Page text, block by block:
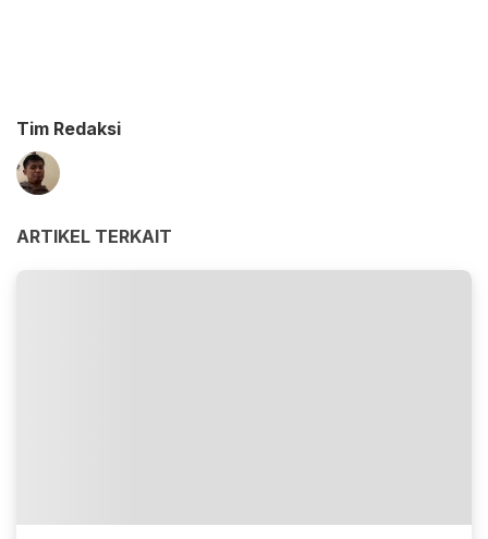
Tim Redaksi
ARTIKEL TERKAIT